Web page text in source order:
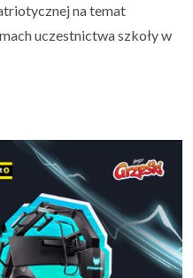
na temat
uczestnictwa szkoły w